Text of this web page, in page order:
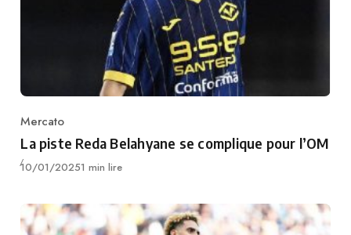
Category
Mercato
La piste Reda Belahyane se complique pour l’OM
Publié
10/01/20251 min lire